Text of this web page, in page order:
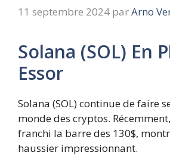
11 septembre 2024 parArno
Solana (SOL) En
Essor
Solana (SOL) continue de faire
monde des cryptos.
franchi la barre des 130$,
haussier impressionnant.